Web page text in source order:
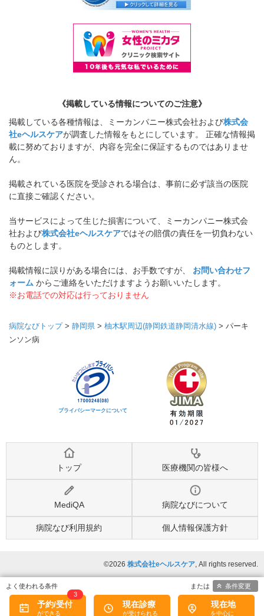
《掲載している情報についてのご注意》
掲載している各種情報は、ミーカンパニー株式会社および株式会
社eヘルスケアが調査した情報をもとにしています。 正確な情報掲
載に努めておりますが、内容を完全に保証するものではありませ
ん。
掲載されている医院を受診される場合は、事前に必ず該当の医院
に直接ご確認ください。
当サービスによって生じた損害について、ミーカンパニー株式会
社および株式会社eヘルスケアではその賠償の責任を一切負わない
ものとします。
掲載情報に誤りがある場合には、お手数ですが、 お問い合わせフ
ォーム からご連絡をいただけますようお願いいたします。
※お電話での対応は行っておりません
病院なびトップ> 静岡県 > 柚木駅周辺(静岡鉄道静岡清水線) > パーキ
ンソン病
プライバシーマークについて
トップ 医療機関の皆様へ
MediQA 病院なびについて
病院なび利用規約 個人情報保護方針
©2026 株式会社eヘルスケア, All rights reserved.
予約/受付
3
現在診療 現在地
条件変更